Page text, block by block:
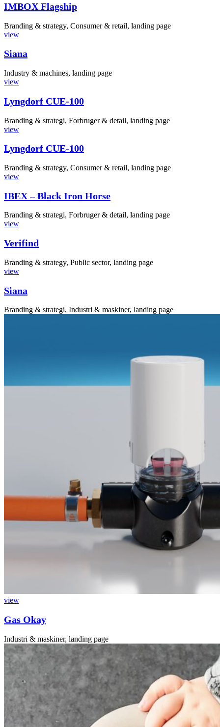
IMBOX Flagship
Branding & strategy, Consumer & retail, landing page
view
Siana
Industry & machines, landing page
view
Lyngdorf CUE-100
Branding & strategi, Forbruger & detail, landing page
view
Lyngdorf CUE-100
Branding & strategy, Consumer & retail, landing page
view
IBEX – Black Iron Horse
Branding & strategi, Forbruger & detail, landing page
view
Verifind
Branding & strategy, Public sector, landing page
view
Siana
Branding & strategi, Industri & maskiner, landing page
view
Gas Okay
Industri & maskiner, landing page